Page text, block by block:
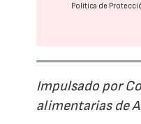
Política de
Impulsado por
alimentarias de